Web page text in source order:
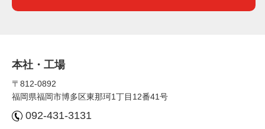
本社・⼯場
〒812-0892
福岡県福岡市博多区東那珂1丁⽬12番41号
092-431-3131